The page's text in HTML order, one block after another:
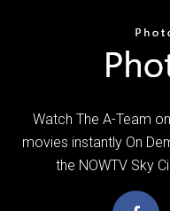
Watch The A-Team
movies instantly On
the NOWTV Sky